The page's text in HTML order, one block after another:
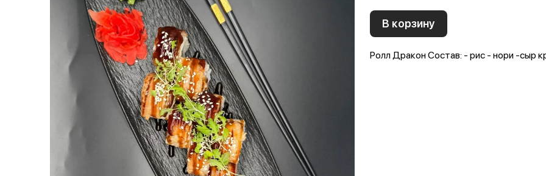
В корзину
Ролл Дракон Состав: - рис - нори -сыр